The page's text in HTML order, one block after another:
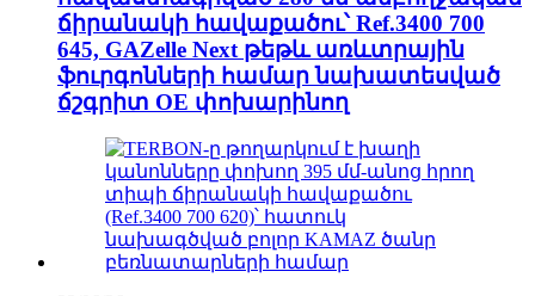
ճիրանակի հավաքածու՝ Ref.3400 700
645, GAZelle Next թեթև առևտրային
ֆուրգոնների համար նախատեսված
ճշգրիտ OE փոխարինող